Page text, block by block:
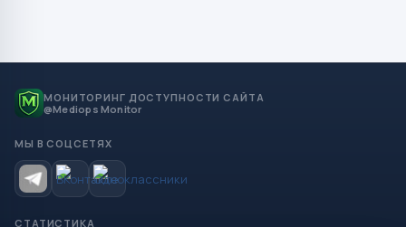
МОНИТОРИНГ ДОСТУПНОСТИ САЙТА
@Mediops Monitor
МЫ В СОЦСЕТЯХ
СТАТИСТИКА